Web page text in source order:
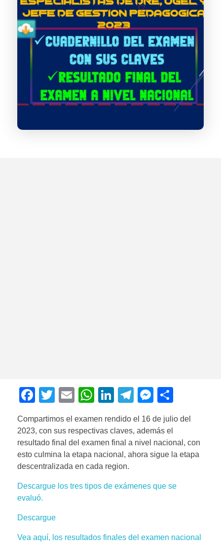
+1
F
c
e
b
o
o
k
T
tt
er
E
ail
W
at
s
A
p
p
Li
k
e
dI
n
T
e
gr
a
M
ss
e
n
er
m
p
ar
Compartimos el examen rendido el 16 de julio del
2023, con sus respectivas claves, además el
resultado final del examen final a nivel nacional, con
esto culmina la etapa nacional, ahora sigue la etapa
descentralizada en cada region.
Descargue los tres tipos de exámenes que se
evaluó.
Descargue
Vea aquí, los resultados finales del examen nacional